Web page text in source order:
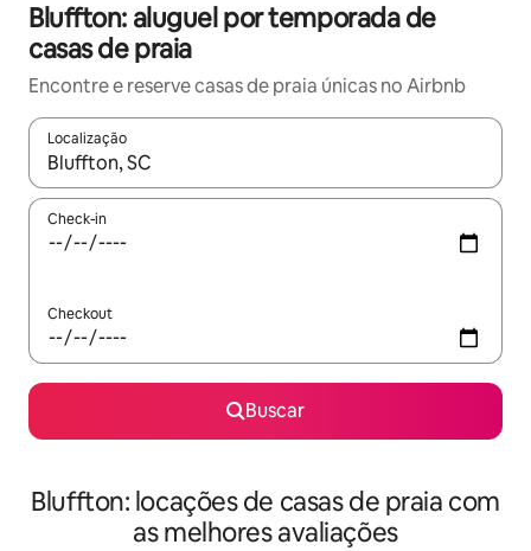
Bluffton: aluguel por temporada de
casas de praia
Encontre e reserve casas de praia únicas no Airbnb
Localização
Quando os resultados estiverem disponíveis, explore-os
Check-in
Checkout
Buscar
Bluffton: locações de casas de praia com
as melhores avaliações